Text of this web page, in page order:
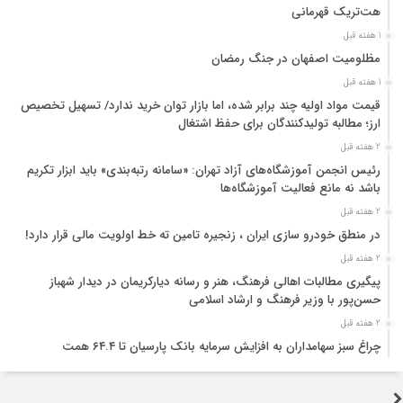
هت‌تریک قهرمانی
1 هفته قبل
مظلومیت اصفهان در جنگ رمضان
1 هفته قبل
قیمت مواد اولیه چند برابر شده، اما بازار توان خرید ندارد/ تسهیل تخصیص
ارز؛ مطالبه تولیدکنندگان برای حفظ اشتغال
2 هفته قبل
رئیس انجمن آموزشگاه‌های آزاد تهران: «سامانه رتبه‌بندی» باید ابزار تکریم
باشد نه مانع فعالیت آموزشگاه‌ها
2 هفته قبل
در منطق خودرو سازی ایران ، زنجیره تامین ته خط اولویت مالی قرار دارد!
2 هفته قبل
پیگیری مطالبات اهالی فرهنگ، هنر و رسانه دیارکریمان در دیدار شهباز
حسن‌پور با وزیر فرهنگ و ارشاد اسلامی
2 هفته قبل
چراغ سبز سهامداران به افزایش سرمایه بانک پارسیان تا ۶۴.۴ همت
2 هفته قبل